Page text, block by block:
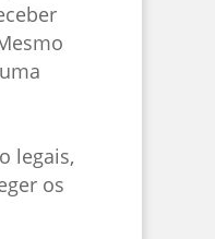
legais,
os